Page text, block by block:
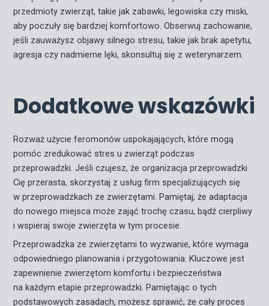
przedmioty zwierząt, takie jak zabawki, legowiska czy miski,
aby poczuły się bardziej komfortowo. Obserwuj zachowanie,
jeśli zauważysz objawy silnego stresu, takie jak brak apetytu,
agresja czy nadmierne lęki, skonsultuj się z weterynarzem.
Dodatkowe wskazówki
Rozważ użycie feromonów uspokajających, które mogą
pomóc zredukować stres u zwierząt podczas
przeprowadzki. Jeśli czujesz, że organizacja przeprowadzki
Cię przerasta, skorzystaj z usług firm specjalizujących się
w przeprowadzkach ze zwierzętami. Pamiętaj, że adaptacja
do nowego miejsca może zająć trochę czasu, bądź cierpliwy
i wspieraj swoje zwierzęta w tym procesie.
Przeprowadzka ze zwierzętami to wyzwanie, które wymaga
odpowiedniego planowania i przygotowania. Kluczowe jest
zapewnienie zwierzętom komfortu i bezpieczeństwa
na każdym etapie przeprowadzki. Pamiętając o tych
podstawowych zasadach, możesz sprawić, że cały proces